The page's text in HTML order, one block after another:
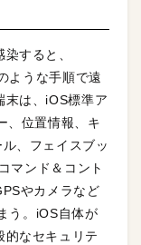
すると、
ような手順で遠
末は、iOS標準ア
、位置情報、キ
、フェイスブッ
マンド＆コント
やカメラなど
う。iOS自体が
的なセキュリテ